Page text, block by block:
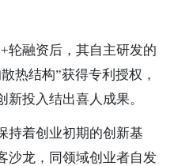
轮融资后，其自主研发的
热结构”获得专利授权，
投入结出喜人成果。
持着创业初期的创新基
沙龙，同领域创业者自发